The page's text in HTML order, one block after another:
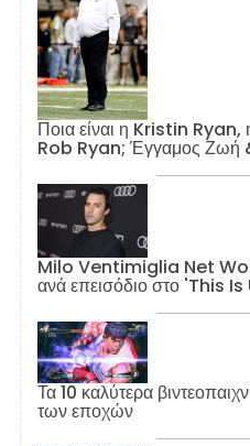
Ποια είναι η Kristin Ryan,
Rob Ryan; Έγγαμος Ζωή
Milo Ventimiglia Net
ανά επεισόδιο στο 'This Is
Τα 10 καλύτερα
των εποχών